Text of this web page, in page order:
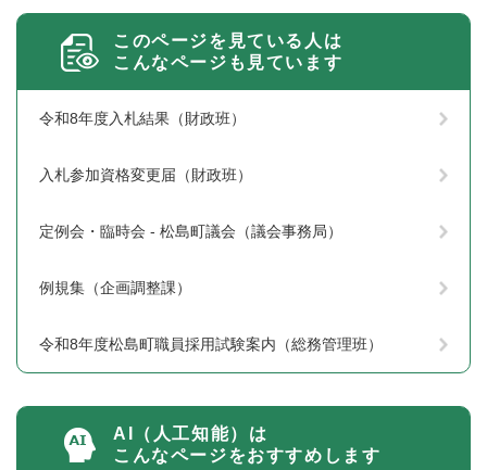
このページを見ている人は
こんなページも見ています
令和8年度入札結果（財政班）
入札参加資格変更届（財政班）
定例会・臨時会 - 松島町議会（議会事務局）
例規集（企画調整課）
令和8年度松島町職員採用試験案内（総務管理班）
AI（人工知能）は
こんなページをおすすめします